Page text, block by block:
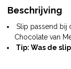
Beschrijving
Slip passend bij
Chocolate van
Tip: Was de